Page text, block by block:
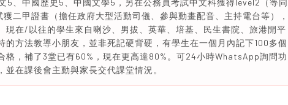
5、中國歷史5、中國文學5，另在公務員考試中文科獲得level2（等同
二甲證書（擔任政府大型活動司儀、參與動畫配音、主持電台等），
現在/以往的學生來自喇沙、男拔、英華、培基、民生書院、旅港開平
的方法教導小朋友，並非死記硬背硬，有學生在一個月內記下100多個
格，補了3堂已有60%，現在更高達80%。可24小時WhatsApp詢問功
在課後會主動與家長交代課堂情況。